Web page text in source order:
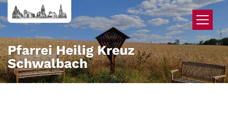
Zum Inhalt springen
Pfarrei Heilig Kreuz
Schwalbach